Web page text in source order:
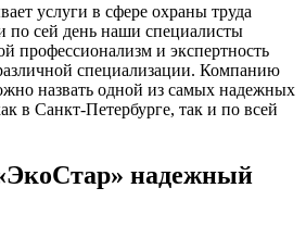
услуги в сфере охраны труда
по сей день наши специалисты
профессионализм и экспертность
специализации. Компанию
назвать одной из самых надежных
в Санкт-Петербурге, так и по всей
надежный